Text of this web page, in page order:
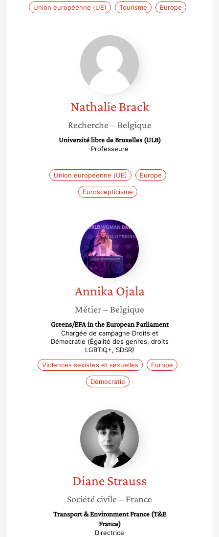
Union européenne (UE) Tourisme Europe
Nathalie
Brack
Nathalie Brack
Recherche – Belgique
Université libre de Bruxelles (ULB)
Professeure
Union européenne (UE) Europe
Euroscepticisme
Annika
Ojala
Annika Ojala
Métier– Belgique
Greens/EFA in the European Parliament
Chargée de campagne Droits et
Démocratie (Égalité des genres, droits
LGBTIQ+, SDSR)
Violences sexistes et sexuelles
Europe
Démocratie
Diane
Strauss
DianeStrauss
Société civile – France
Transport & Environment France (T&E
France)
Directrice